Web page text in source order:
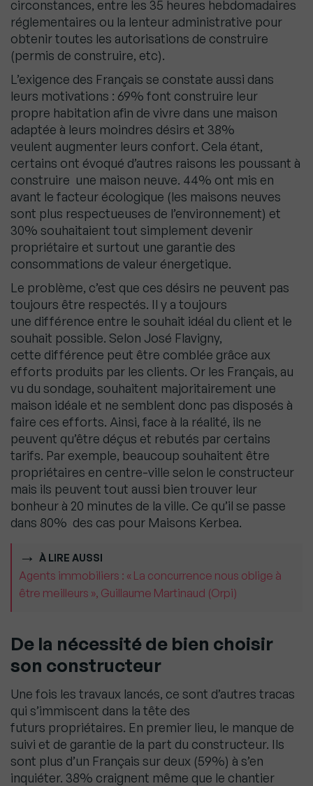
circonstances, entre les 35 heures hebdomadaires
réglementaires ou la lenteur administrative pour
obtenir toutes les autorisations de construire
(permis de construire, etc).
L’exigence des Français se constate aussi dans
leurs motivations : 69% font construire leur
propre habitation afin de vivre dans une maison
adaptée à leurs moindres désirs et 38%
veulent augmenter leurs confort. Cela étant,
certains ont évoqué d’autres raisons les poussant à
construire une maison neuve. 44% ont mis en
avant le facteur écologique (les maisons neuves
sont plus respectueuses de l’environnement) et
30% souhaitaient tout simplement devenir
propriétaire et surtout une garantie des
consommations de valeur énergetique.
Le problème, c’est que ces désirs ne peuvent pas
toujours être respectés. Il y a toujours
une différence entre le souhait idéal du client et le
souhait possible. Selon José Flavigny,
cette différence peut être comblée grâce aux
efforts produits par les clients. Or les Français, au
vu du sondage, souhaitent majoritairement une
maison idéale et ne semblent donc pas disposés à
faire ces efforts. Ainsi, face à la réalité, ils ne
peuvent qu’être déçus et rebutés par certains
tarifs. Par exemple, beaucoup souhaitent être
propriétaires en centre-ville selon le constructeur
mais ils peuvent tout aussi bien trouver leur
bonheur à 20 minutes de la ville. Ce qu’il se passe
dans 80% des cas pour Maisons Kerbea.
À LIRE AUSSI
Agents immobiliers : « La concurrence nous oblige à
être meilleurs », Guillaume Martinaud (Orpi)
De la nécessité de bien choisir
son constructeur
Une fois les travaux lancés, ce sont d’autres tracas
qui s’immiscent dans la tête des
futurs propriétaires. En premier lieu, le manque de
suivi et de garantie de la part du constructeur. Ils
sont plus d’un Français sur deux (59%) à s’en
inquiéter. 38% craignent même que le chantier